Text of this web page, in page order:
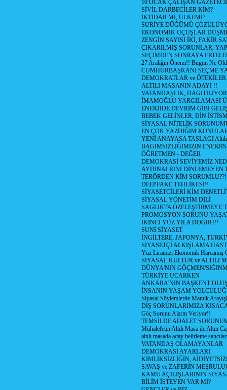
10 OCAK ÇALIŞAN
SİVİL DARBECİLER KİM?
İKTİDAR MI, ÜLKEMİ?
SURİYE DÜĞÜMÜ
EKONOMİK UÇUŞLAR
ZENGİN SAYISI İKİ, FAKİR
ÇIKARILMIŞ SORUNLAR,
SEÇİMDEN SONRAYA
27 Aralığın Önemi!! Bugün Ne
CUMHURBAŞKANI SEÇME
DEMOKRATLAR ve ÖTEKİLER
ALTILI MASANIN ADAYI !!
VATANDAŞLIK,
İMAMOĞLU YARGILAMASI
ENERJİDE DEVRİM GİBİ
BEBEK GELİNLER, DİN
SİYASAL NİTELİK
EN ÇOK YAZDIĞIM
YENİ ANAYASA TASLAGI Altılı
BAGIMSIZLIĞIMIZIN
ÖĞRETMEN - DEĞER
DEMOKRASİ SEVİYEMİZ
AYDINALRINI DİNLEMEYEN
TERÖRDEN KİM
DEEPFAKE TEHLİKESİ!!
SİYASETCİLERİ KİM
SİYASAL YÖNETİM DİLİ
SAGLIKTA ÖZELEŞTİRMEYE
PROMOSYON SORUNU
İKİNCİ YÜZ YILA DOĞRU!!
SUNİ SİYASET
İNGİLTERE, JAPONYA,
SİYASETÇİ ALKIŞLAMA
Yüz Liramızı Ekonomik Harcamış
SİYASAL KÜLTÜR ve ALTILI
DÜNYA'NIN GÖÇMEN/
TÜRKİYE UCARKEN
ANKARA'NIN BAŞKENT
İNSANIN YAŞAM
Siyasal Söylemlerde Mantık
DIŞ SORUNLARIMIZA
Göç Sorunu Alarm Veriyor!!
TEMSİLDE ADALET
Muhalefetin Altılı Masa ile Altın
altılı masada aday belirleme
VATANDAŞ OLAMAYANLAR
DEMOKRASİ AYARLARI
KİMLİKSİZLİĞİN,
SAVAŞ ve ZAFERİN
KAMU AÇILIŞLARININ
BİLİM İSTEYEN VAR MI?